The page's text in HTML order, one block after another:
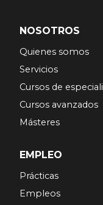
NOSOTROS
Quienes somos
Servicios
Cursos de
Cursos avanzados
Másteres
EMPLEO
Prácticas
Empleos